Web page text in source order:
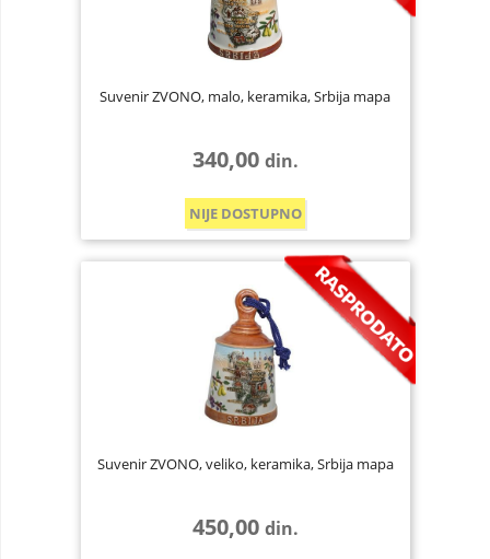
Suvenir ZVONO, malo, keramika, Srbija mapa
340,00 din.
NIJE DOSTUPNO
Suvenir ZVONO, veliko, keramika, Srbija mapa
450,00 din.